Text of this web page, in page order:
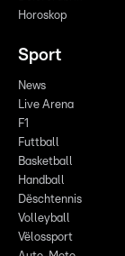
Horoskop
Sport
News
Live Arena
F1
Futtball
Basketball
Handball
Dëschtennis
Volleyball
Vëlossport